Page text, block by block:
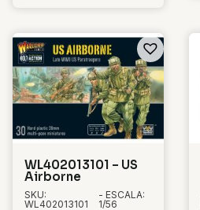
WL402013101 – US
Airborne
SKU:
WL402013101
- ESCALA:
1/56